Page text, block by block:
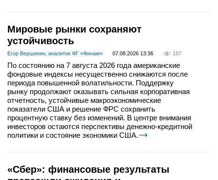
Мировые рынки сохраняют
устойчивость
Егор Вершинин, аналитик ФГ «Финам» 07.08.2026 13:36 187
По состоянию на 7 августа 2026 года американские
фондовые индексы несущественно снижаются после
периода повышенной волатильности. Поддержку
рынку продолжают оказывать сильная корпоративная
отчетность, устойчивые макроэкономические
показатели США и решение ФРС сохранить
процентную ставку без изменений. В центре внимания
инвесторов остаются перспективы денежно-кредитной
политики и состояние экономики США.
«Сбер»: финансовые результаты